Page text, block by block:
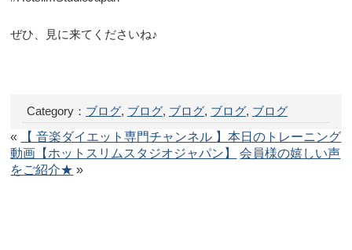
ぜひ、見に来てくださいね♪
Category： ブログ, ブログ, ブログ, ブログ, ブログ
«
【 音楽ダイエット専門チャンネル 】本日のトレーニング
動画【ホットスリムスタジオジャパン】
会員様の嬉しい声
をご紹介★ »